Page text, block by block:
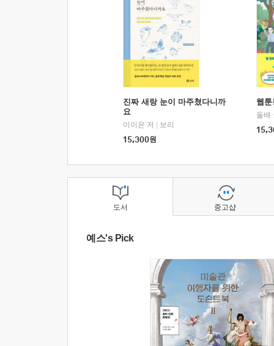
진짜 새랑 눈이 마주쳤다니까
요
이이은 저
보리
15,300원
웹
돌배
도서
예스's Pick
중고샵